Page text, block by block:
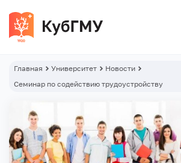
Главная Университет
Новости
Семинар по содействию трудоустройству